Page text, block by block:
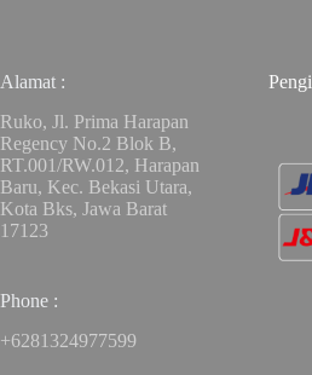
Alamat :
Ruko, Jl. Prima Harapan
Regency No.2 Blok B,
RT.001/RW.012, Harapan
Baru, Kec. Bekasi Utara,
Kota Bks, Jawa Barat
17123
Phone :
+6281324977599